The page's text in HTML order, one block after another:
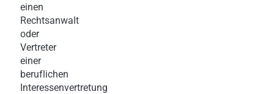
einen
Rechtsanwalt
oder
Vertreter
einer
beruflichen
Interessenvertretung